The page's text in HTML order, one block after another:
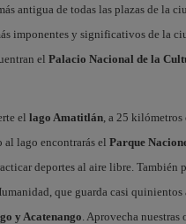
antigua de todas las plazas de la
imponentes y significativos de la
el Palacio Nacional de la
el lago Amatitlán, a 25 kilómetros
al lago encontrarás el Parque
deportes al aire libre. También
que guarda casi quinientos
y Acatenango. Aprovecha nuestras